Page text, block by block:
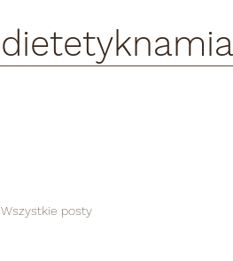
Wszystkie posty